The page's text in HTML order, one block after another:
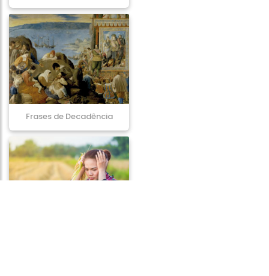
Frases de Decadência